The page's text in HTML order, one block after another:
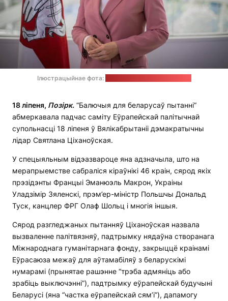
Ілюстрацыйнае фота:
18 ліпеня, Позірк. “Балючыя для беларусаў пытанні”
абмеркавала падчас саміту Еўрапейскай палітычнай
супольнасці 18 ліпеня ў Вялікабрытаніі дэмакратычны
лідар Святлана Ціханоўская.
У спецыяльным відэазвароце яна адзначыла, што на
мерапрыемстве сабраліся кіраўнікі 46 краін, сярод якіх
прэзідэнты Францыі Эманюэль Макрон, Украіны
Уладзімір Зяленскі, прэм’ер-міністр Польшчы Дональд
Туск, канцлер ФРГ Олаф Шольц і многія іншыя.
Сярод разгледжаных пытанняў Ціханоўская назвала
вызваленне палітвязняў, падтрымку нядаўна створанага
Міжнароднага гуманітарнага фонду, закрыццё краінамі
Еўрасаюза межаў для аўтамабіляў з беларускімі
нумарамі (прынятае рашэнне “трэба адмяніць або
зрабіць выключэнні”), падтрымку еўрапейскай будучыні
Беларусі (яна “частка еўрапейскай сям’і”), дапамогу